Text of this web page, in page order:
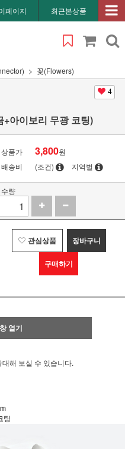
페이지 최근본상품
꽃(Flowers)
4
아이보리 무광 코팅)
상품가 3,800원
배송비
(조건) 지역별
수량
관심상품 장바구니
구매하기
열기
해 보실 수 있습니다.
팅